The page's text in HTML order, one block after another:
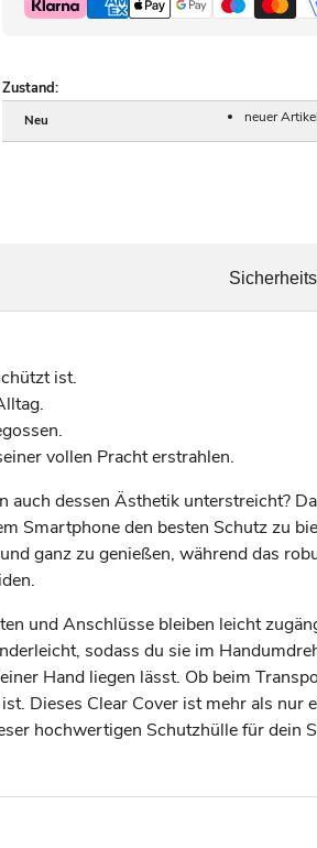
Zustand:
Neu neuer
ist.
vollen Pracht erstrahlen.
dessen Ästhetik unterstreicht?
den besten Schutz zu
ganz zu genießen, während das
und Anschlüsse bleiben leicht
sodass du sie im
Hand liegen lässt. Ob beim
Dieses Clear Cover ist mehr als nur
hochwertigen Schutzhülle für dein